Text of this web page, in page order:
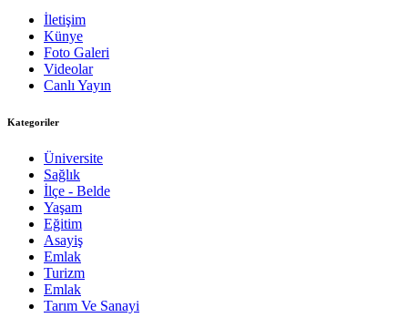
İletişim
Künye
Foto Galeri
Videolar
Canlı Yayın
Kategoriler
Üniversite
Sağlık
İlçe - Belde
Yaşam
Eğitim
Asayiş
Emlak
Turizm
Emlak
Tarım Ve Sanayi